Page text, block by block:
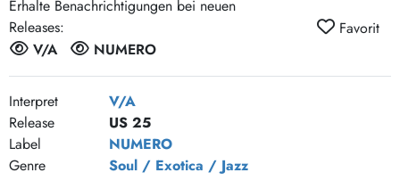
Erhalte Benachrichtigungen bei neuen
Releases:
V/A
NUMERO
Favorit
Interpret
V/A
Release
US 25
Label
NUMERO
Genre
Soul / Exotica / Jazz